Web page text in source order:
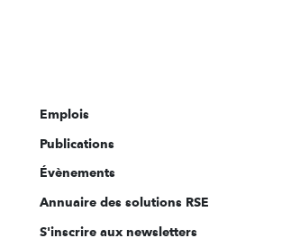
Emplois
Publications
Évènements
Annuaire des solutions RSE
S'inscrire aux newsletters